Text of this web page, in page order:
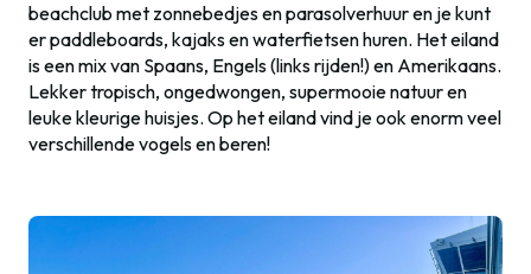
beachclub met zonnebedjes en parasolverhuur en je kunt
er paddleboards, kajaks en waterfietsen huren. Het eiland
is een mix van Spaans, Engels (links rijden!) en Amerikaans.
Lekker tropisch, ongedwongen, supermooie natuur en
leuke kleurige huisjes. Op het eiland vind je ook enorm veel
verschillende vogels en beren!